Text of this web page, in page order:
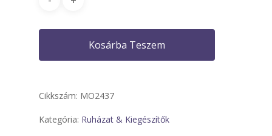
Kosárba Teszem
Cikkszám: MO2437
Kategória: Ruházat & Kiegészítők